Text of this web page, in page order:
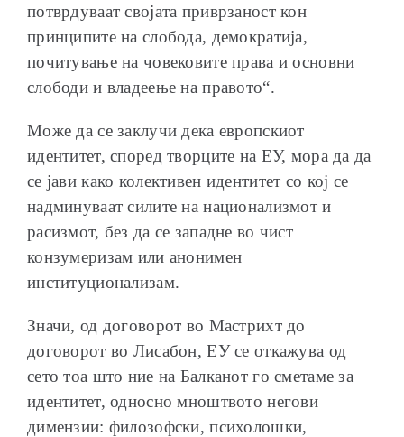
потврдуваат својата приврзаност кон
принципите на слобода, демократија,
почитување на човековите права и основни
слободи и владеење на правото“.
Може да се заклучи дека европскиот
идентитет, според творците на ЕУ, мора да да
се јави како колективен идентитет со кој се
надминуваат силите на национализмот и
расизмот, без да се западне во чист
конзумеризам или анонимен
институционализам.
Значи, од договорот во Мастрихт до
договорот во Лисабон, ЕУ се откажува од
сето тоа што ние на Балканот го сметаме за
идентитет, односно мноштвото негови
димензии: филозофски, психолошки,